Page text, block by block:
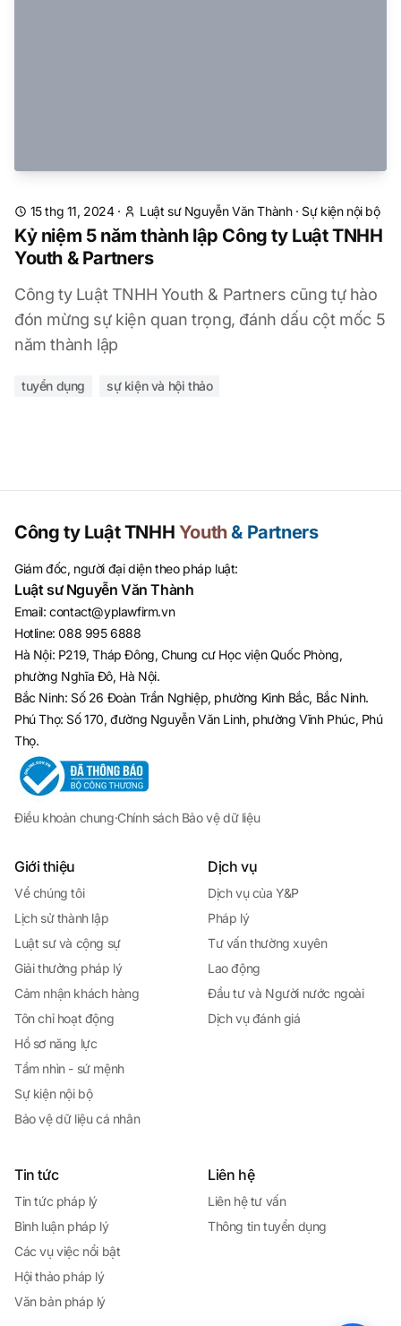
15 thg 11, 2024· Luật sư Nguyễn Văn Thành· Sự kiện nội bộ
Kỷ niệm 5 năm thành lập Công ty Luật TNHH
Youth & Partners
Công ty Luật TNHH Youth & Partners cũng tự hào
đón mừng sự kiện quan trọng, đánh dấu cột mốc 5
năm thành lập
tuyển dụng sự kiện và hội thảo
Công ty Luật TNHH Youth& Partners
Giám đốc, người đại diện theo pháp luật:
Luật sư Nguyễn Văn Thành
Email:contact@yplawfirm.vn
Hotline:088 995 6888
Hà Nội: P219, Tháp Đông, Chung cư Học viện Quốc Phòng,
phường Nghĩa Đô, Hà Nội.
Bắc Ninh: Số 26 Đoàn Trần Nghiệp, phường Kinh Bắc, Bắc Ninh.
Phú Thọ: Số 170, đường Nguyễn Văn Linh, phường Vĩnh Phúc, Phú
Thọ.
Điều khoản chung·Chính sách Bảo vệ dữ liệu
Giới thiệu
Về chúng tôi
Lịch sử thành lập
Luật sư và cộng sự
Giải thưởng pháp lý
Cảm nhận khách hàng
Tôn chỉ hoạt động
Hồ sơ năng lực
Tầm nhìn - sứ mệnh
Sự kiện nội bộ
Bảo vệ dữ liệu cá nhân
Dịch vụ
Dịch vụ của Y&P
Pháp lý
Tư vấn thường xuyên
Lao động
Đầu tư và Người nước ngoài
Dịch vụ đánh giá
Tin tức
Tin tức pháp lý
Bình luận pháp lý
Các vụ việc nổi bật
Hội thảo pháp lý
Văn bản pháp lý
Liên hệ
Liên hệ tư vấn
Thông tin tuyển dụng